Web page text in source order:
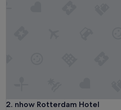
2. nhow Rotterdam Hotel
nhow Rotterdam Hotel